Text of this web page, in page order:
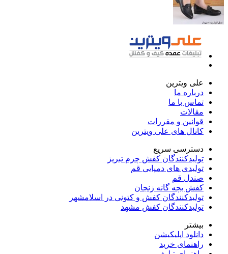
علی ویترین
درباره ما
تماس با ما
مقالات
قوانین و مقررات
کانال های علی ویترین
دسترسی سریع
تولیدکنندگان کفش چرم تبریز
تولیدی های دمپایی قم
صندل قم
کفش بچه گانه زنجان
تولیدکنندگان کفش و کتونی در اسلامشهر
تولیدکنندگان کفش مشهد
بیشتر
دانلود اپلیکیشن
راهنمای خرید